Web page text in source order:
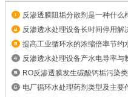
反渗透膜阻垢分散剂是一种什么
反渗透水处理设备长时间停用解
提高工业循环水的浓缩倍率节约
反渗透水处理设备产水电导率与
RO反渗透膜发生碳酸钙垢污染
电厂循环水处理药剂类型及主要